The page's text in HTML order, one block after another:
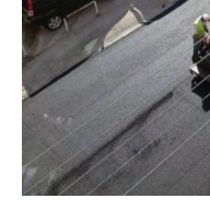
xxx
brandi
lyons
teaches
you
the
meaning
of
pain.